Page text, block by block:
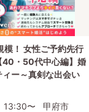
模！ 女性ご予約先行
40・50代中心編】婚
ィー～真剣な出会い
13:30〜 甲府市